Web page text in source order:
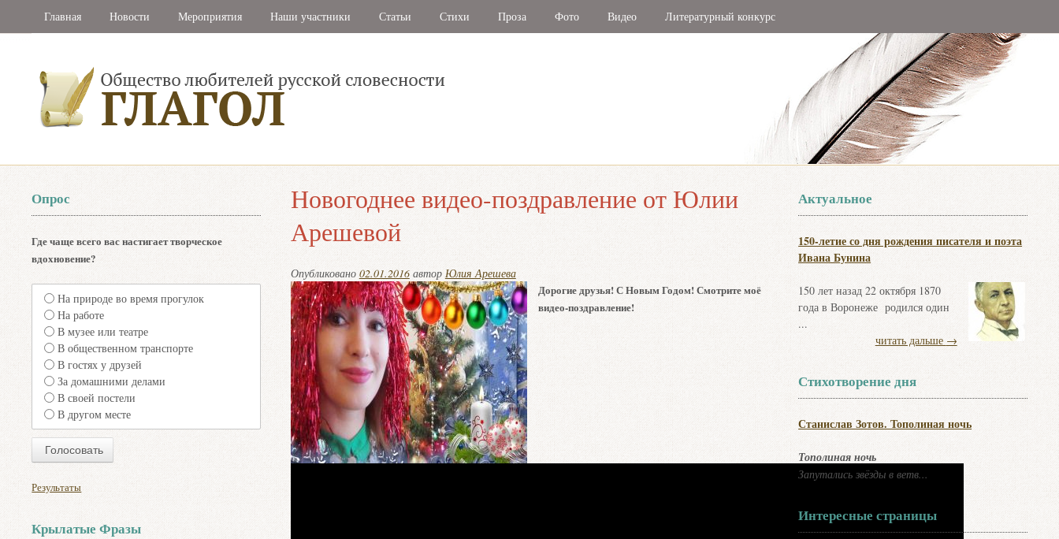
Главная Новости Мероприятия Наши участники Статьи Стихи Проза Фото Видео Литературный конкурс
Новогоднее видео-поздравление от Юлии
Арешевой
Опубликовано 02.01.2016автор Юлия Арешева
Дорогие друзья! С Новым Годом! Смотрите моё
видео-поздравление!
Актуальное
150-летие со дня рождения писателя и поэта
Ивана Бунина
150 лет назад 22 октября 1870
года в Воронеже родился один
...
читать дальше →
Стихотворение дня
Станислав Зотов. Тополиная ночь
Тополиная ночь
Запутались звёзды в ветв...
Интересные страницы
Опрос
Где чаще всего вас настигает творческое
вдохновение?
На природе во время прогулок
На работе
В музее или театре
В общественном транспорте
В гостях у друзей
За домашними делами
В своей постели
В другом месте
Результаты
Крылатые Фразы